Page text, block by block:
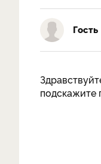
Гость
подскажите